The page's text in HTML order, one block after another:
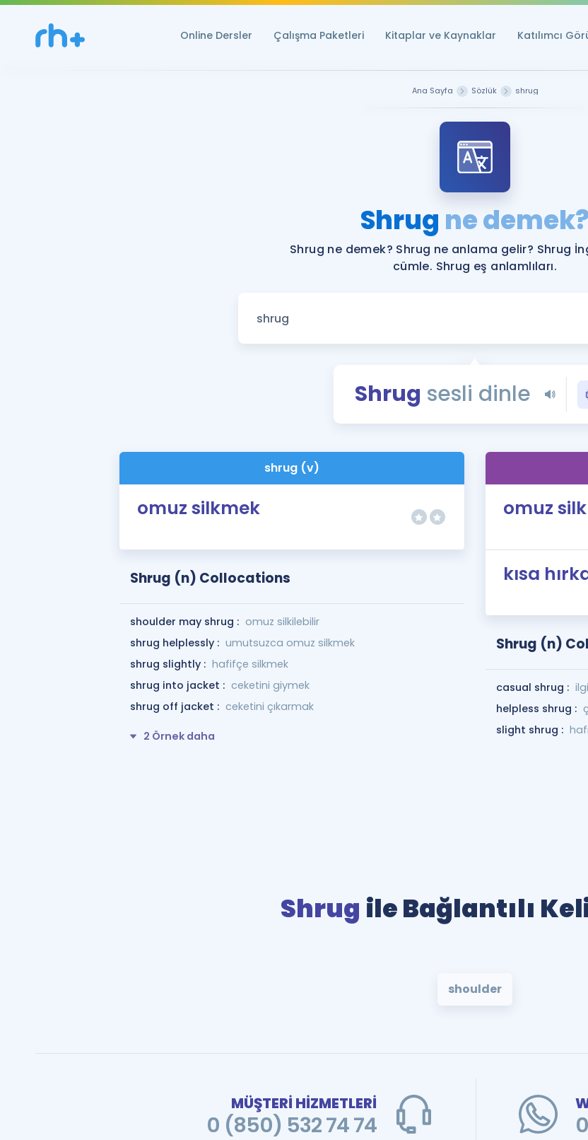
Online Dersler Çalışma Paketleri Kitaplar ve Kaynaklar Katılımcı
YDS
YDS ve
Tüm
YDS -
Ana Sayfa Sözlük shrug
Shrug ne demek?
Shrug ne demek? Shrug ne anlama gelir? Shrug
cümle. Shrug eş anlamlıları.
Shrug sesli dinle
shrug (v)
omuz silkmek
Shrug (n) Collocations
shoulder may shrug : omuz silkilebilir
shrug helplessly : umutsuzca omuz silkmek
shrug slightly : hafifçe silkmek
shrug into jacket : ceketini giymek
shrug off jacket : ceketini çıkarmak
2 Örnek daha
omuz
kısa
Shrug (n)
casual shrug :
helpless shrug :
slight shrug :
Shrug ile Bağlantılı
shoulder
MÜŞTERİ HİZMETLERİ
0 (850) 532 74 74